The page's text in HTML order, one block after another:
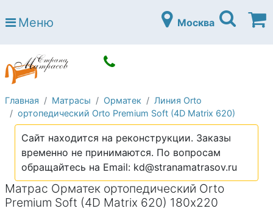
Страна матрасов
Open submenu (Матрасы)
Open submenu (Кровати)
Кровати
Open submenu (Аксессуары)
Open submenu (Диваны)
Диваны
Open submenu (Постельное белье)
Постельное белье
Open submenu (Мебель)
Мебель
Open submenu (Основания)
Основания
Open submenu (Детские матрасы)
Детские матрасы
Меню Москва
Главная Матрасы Орматек
Линия Orto
ортопедический Orto Premium Soft (4D Matrix 620)
Сайт находится на реконструкции. Заказы
временно не принимаются. По вопросам
обращайтесь на Email: kd@stranamatrasov.ru
Матрас Орматек ортопедический Orto
Premium Soft (4D Matrix 620) 180х220